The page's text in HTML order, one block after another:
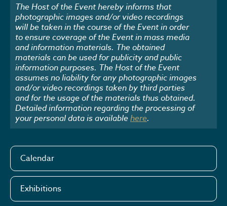
The Host of the Event hereby informs that
photographic images and/or video recordings
will be taken in the course of the Event in order
to ensure coverage of the Event in mass media
and information materials. The obtained
materials can be used for publicity and public
information purposes. The Host of the Event
assumes no liability for any photographic images
and/or video recordings taken by third parties
and for the usage of the materials thus obtained.
Detailed information regarding the processing of
your personal data is availablehere.
Calendar
Exhibitions